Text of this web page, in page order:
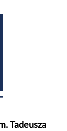
Tadeusza